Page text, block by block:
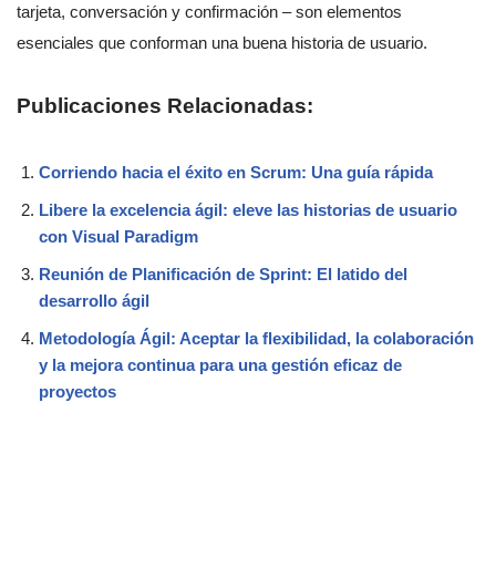
tarjeta, conversación y confirmación – son elementos
esenciales que conforman una buena historia de usuario.
Publicaciones Relacionadas:
Corriendo hacia el éxito en Scrum: Una guía rápida
Libere la excelencia ágil: eleve las historias de usuario
con Visual Paradigm
Reunión de Planificación de Sprint: El latido del
desarrollo ágil
Metodología Ágil: Aceptar la flexibilidad, la colaboración
y la mejora continua para una gestión eficaz de
proyectos